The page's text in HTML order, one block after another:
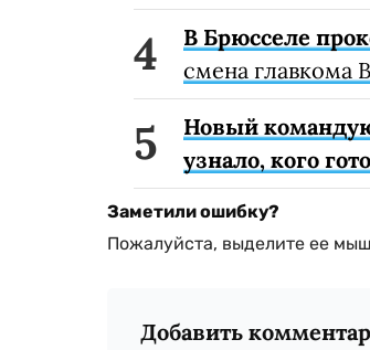
В Брюсселе
смена главкома
Новый
узнало, кого
Заметили ошибку?
Пожалуйста, выделите ее
Добавить